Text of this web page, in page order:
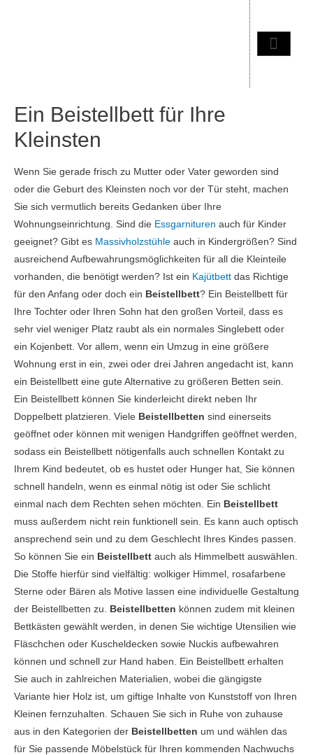
Ein Beistellbett für Ihre
Kleinsten
Wenn Sie gerade frisch zu Mutter oder Vater geworden sind
oder die Geburt des Kleinsten noch vor der Tür steht, machen
Sie sich vermutlich bereits Gedanken über Ihre
Wohnungseinrichtung. Sind die Essgarnituren auch für Kinder
geeignet? Gibt es Massivholzstühle auch in Kindergrößen? Sind
ausreichend Aufbewahrungsmöglichkeiten für all die Kleinteile
vorhanden, die benötigt werden? Ist ein Kajütbett das Richtige
für den Anfang oder doch ein Beistellbett? Ein Beistellbett für
Ihre Tochter oder Ihren Sohn hat den großen Vorteil, dass es
sehr viel weniger Platz raubt als ein normales Singlebett oder
ein Kojenbett. Vor allem, wenn ein Umzug in eine größere
Wohnung erst in ein, zwei oder drei Jahren angedacht ist, kann
ein Beistellbett eine gute Alternative zu größeren Betten sein.
Ein Beistellbett können Sie kinderleicht direkt neben Ihr
Doppelbett platzieren. Viele Beistellbetten sind einerseits
geöffnet oder können mit wenigen Handgriffen geöffnet werden,
sodass ein Beistellbett nötigenfalls auch schnellen Kontakt zu
Ihrem Kind bedeutet, ob es hustet oder Hunger hat, Sie können
schnell handeln, wenn es einmal nötig ist oder Sie schlicht
einmal nach dem Rechten sehen möchten. Ein Beistellbett
muss außerdem nicht rein funktionell sein. Es kann auch optisch
ansprechend sein und zu dem Geschlecht Ihres Kindes passen.
So können Sie ein Beistellbett auch als Himmelbett auswählen.
Die Stoffe hierfür sind vielfältig: wolkiger Himmel, rosafarbene
Sterne oder Bären als Motive lassen eine individuelle Gestaltung
der Beistellbetten zu. Beistellbetten können zudem mit kleinen
Bettkästen gewählt werden, in denen Sie wichtige Utensilien wie
Fläschchen oder Kuscheldecken sowie Nuckis aufbewahren
können und schnell zur Hand haben. Ein Beistellbett erhalten
Sie auch in zahlreichen Materialien, wobei die gängigste
Variante hier Holz ist, um giftige Inhalte von Kunststoff von Ihren
Kleinen fernzuhalten. Schauen Sie sich in Ruhe von zuhause
aus in den Kategorien der Beistellbetten um und wählen das
für Sie passende Möbelstück für Ihren kommenden Nachwuchs